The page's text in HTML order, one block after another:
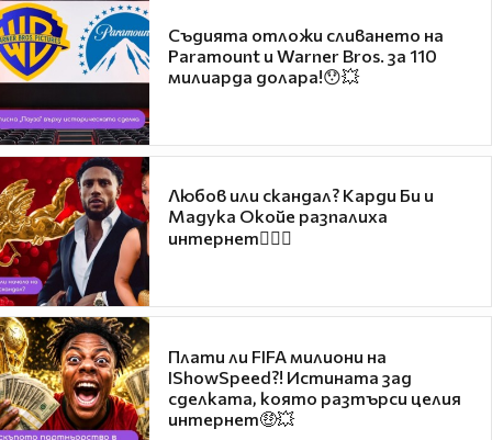
Съдията отложи сливането на
Paramount и Warner Bros. за 110
милиарда долара!😯💥
Любов или скандал? Карди Би и
Мадука Окойе разпалиха
интернет❤️‍🔥🔥
Плати ли FIFA милиони на
IShowSpeed?! Истината зад
сделката, която разтърси целия
интернет🤑💥